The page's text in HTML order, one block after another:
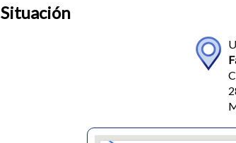
Situación